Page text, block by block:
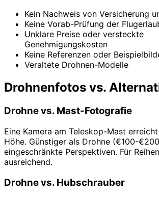
Kein Nachweis von Versicherung
Keine Vorab-Prüfung der
Unklare Preise oder versteckte
Genehmigungskosten
Keine Referenzen oder
Veraltete Drohnen-Modelle
Drohnenfotos vs.
Drohne vs. Mast-Fotografie
Eine Kamera am Teleskop-Mast
Höhe. Günstiger als Drohne (€100-
eingeschränkte Perspektiven. Für
ausreichend.
Drohne vs. Hubschrauber